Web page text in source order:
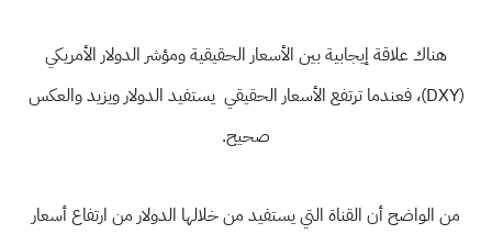
هناك علاقة إيجابية بين الأسعار الحقيقية ومؤشر الدولار الأمريكي
(DXY)، فعندما ترتفع الأسعار الحقيقي يستفيد الدولار ويزيد والعكس
صحيح.
من الواضح أن القناة التي يستفيد من خلالها الدولار من ارتفاع أسعار